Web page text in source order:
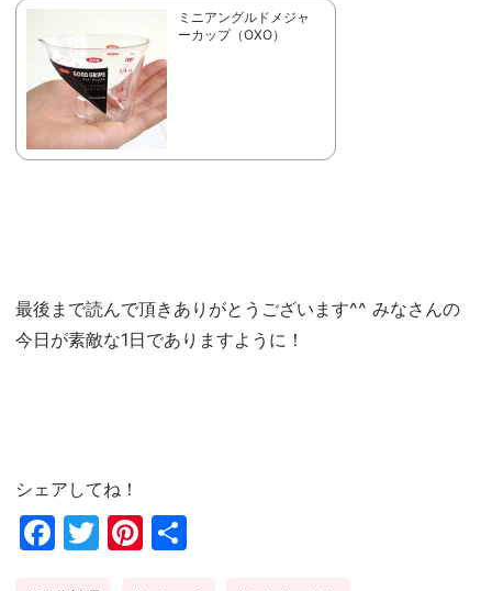
ミニアングルドメジャ
ーカップ（OXO）
最後まで読んで頂きありがとうございます^^ みなさんの
今日が素敵な1日でありますように！
シェアしてね！
Fac
Twi
Pin